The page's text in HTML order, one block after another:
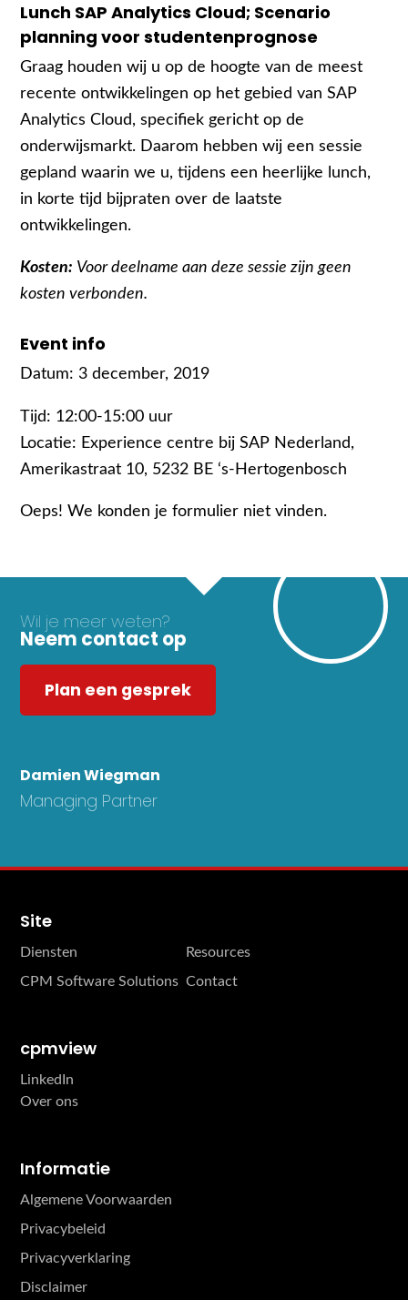
Lunch SAP Analytics Cloud; Scenario
planning voor studentenprognose
Graag houden wij u op de hoogte van de meest
recente ontwikkelingen op het gebied van SAP
Analytics Cloud, specifiek gericht op de
onderwijsmarkt. Daarom hebben wij een sessie
gepland waarin we u, tijdens een heerlijke lunch,
in korte tijd bijpraten over de laatste
ontwikkelingen.
Kosten: Voor deelname aan deze sessie zijn geen
kosten verbonden.
Event info
Datum: 3 december, 2019
Tijd: 12:00-15:00 uur
Locatie: Experience centre bij SAP Nederland,
Amerikastraat 10, 5232 BE ‘s-Hertogenbosch
Oeps! We konden je formulier niet vinden.
Wil je meer weten?
Neem contact op
Plan een gesprek
Damien Wiegman
Managing Partner
Site
Diensten
Resources
CPM Software Solutions Contact
cpmview
LinkedIn
Over ons
Informatie
Algemene Voorwaarden
Privacybeleid
Privacyverklaring
Disclaimer